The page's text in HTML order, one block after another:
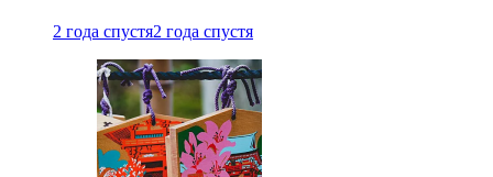
2 года спустя2 года спустя